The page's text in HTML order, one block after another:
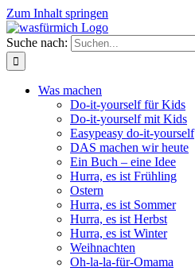
Zum Inhalt springen
Suche nach:
Was machen
Do-it-yourself für Kids
Do-it-yourself mit Kids
Easypeasy do-it-yourself
DAS machen wir heute
Ein Buch – eine Idee
Hurra, es ist Frühling
Ostern
Hurra, es ist Sommer
Hurra, es ist Herbst
Hurra, es ist Winter
Weihnachten
Oh-la-la-für-Omama